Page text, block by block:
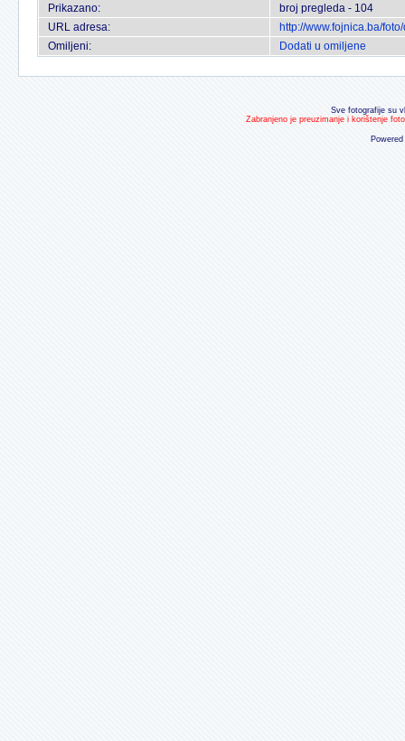
Prikazano:
broj pregleda - 104
URL adresa:
http://www.fojnica.ba/
Omiljeni:
Dodati u omiljene
Sve fotografije su
Zabranjeno je preuzimanje i korištenje